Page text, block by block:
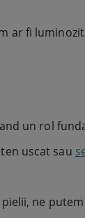
ar fi
un rol
uscat sau
ne